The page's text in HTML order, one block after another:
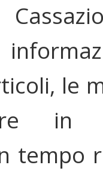
le
in
tempo